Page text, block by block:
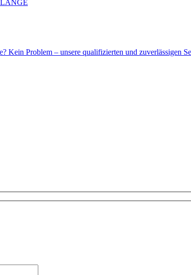
Kein Pro­blem – un­se­re qua­li­fi­zier­ten und zu­ver­läs­si­gen